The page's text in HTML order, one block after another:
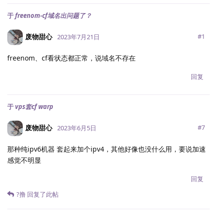
于freenom-cf域名出问题了？
废物甜心 2023年7月21日 #1
freenom、cf看状态都正常，说域名不存在
回复
于vps套cf warp
废物甜心 2023年6月5日 #7
那种纯ipv6机器 套起来加个ipv4，其他好像也没什么用，要说加速
感觉不明显
回复
?撸 回复了此帖